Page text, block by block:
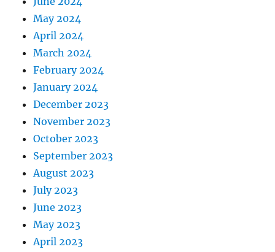
May 2024
April 2024
March 2024
February 2024
January 2024
December 2023
November 2023
October 2023
September 2023
August 2023
July 2023
June 2023
May 2023
April 2023